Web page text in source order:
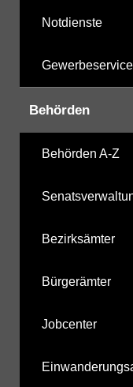
Notdienste
Gewerbeservice
Behörden
Behörden A-Z
Bezirksämter
Bürgerämter
Jobcenter